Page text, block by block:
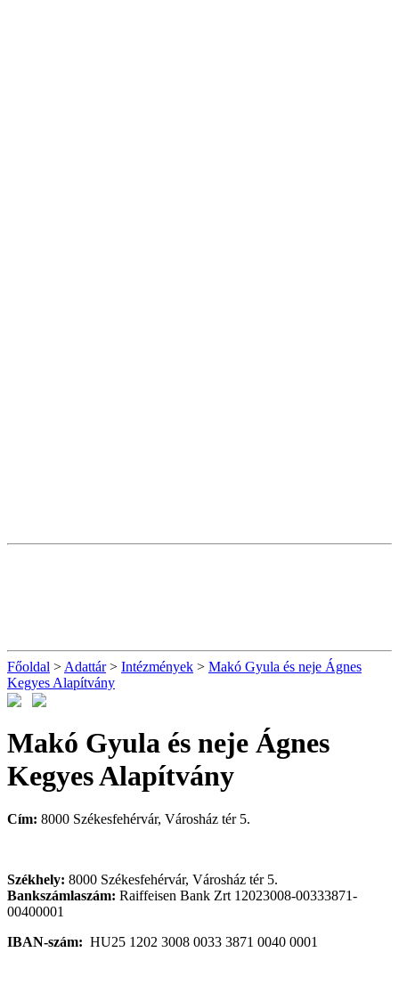
Főoldal > Adattár> Intézmények > Makó Gyula és neje Ágnes
Kegyes Alapítvány
Makó Gyula és neje Ágnes
Kegyes Alapítvány
Cím: 8000 Székesfehérvár, Városház tér 5.
Székhely: 8000 Székesfehérvár, Városház tér 5.
Bankszámlaszám: Raiffeisen Bank Zrt 12023008-00333871-
00400001
IBAN-szám: HU25 1202 3008 0033 3871 0040 0001